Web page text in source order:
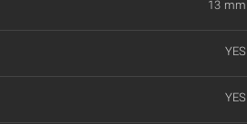
13 mm
YES
YES